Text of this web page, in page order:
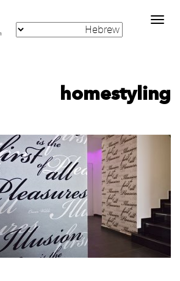
Toggle
navigation
homestyling